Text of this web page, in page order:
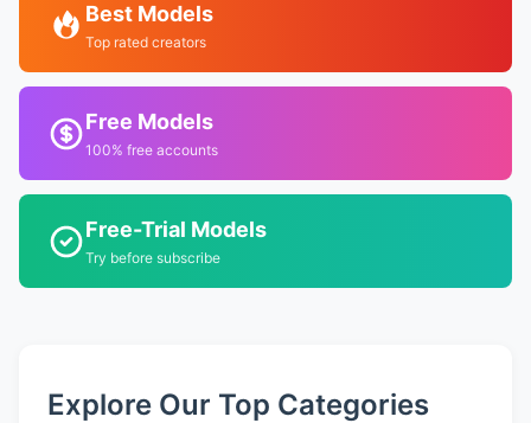
Best Models
Top rated creators
Free Models
100% free accounts
Free-Trial Models
Try before subscribe
Explore Our Top Categories